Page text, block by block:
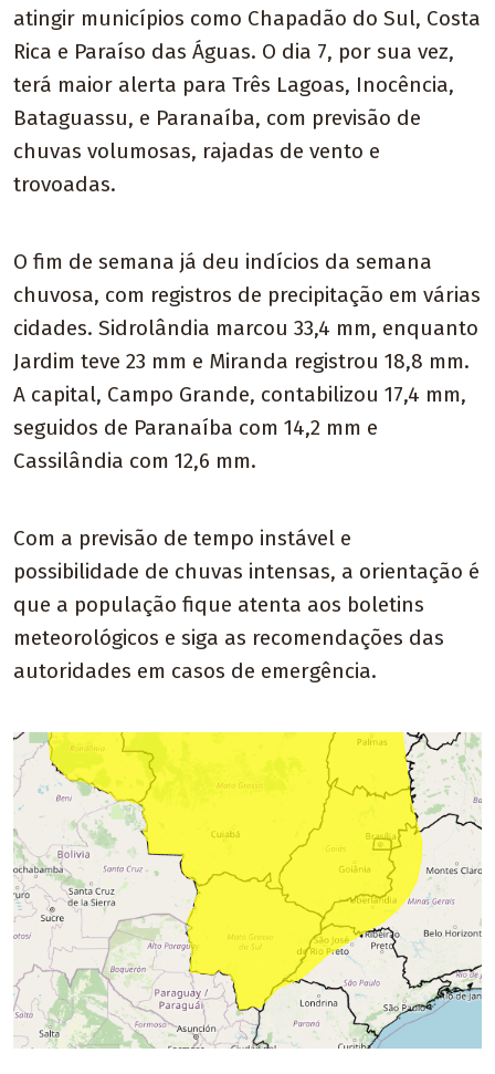
atingir municípios como Chapadão do Sul, Costa
Rica e Paraíso das Águas. O dia 7, por sua vez,
terá maior alerta para Três Lagoas, Inocência,
Bataguassu, e Paranaíba, com previsão de
chuvas volumosas, rajadas de vento e
trovoadas.
O fim de semana já deu indícios da semana
chuvosa, com registros de precipitação em várias
cidades. Sidrolândia marcou 33,4 mm, enquanto
Jardim teve 23 mm e Miranda registrou 18,8 mm.
A capital, Campo Grande, contabilizou 17,4 mm,
seguidos de Paranaíba com 14,2 mm e
Cassilândia com 12,6 mm.
Com a previsão de tempo instável e
possibilidade de chuvas intensas, a orientação é
que a população fique atenta aos boletins
meteorológicos e siga as recomendações das
autoridades em casos de emergência.